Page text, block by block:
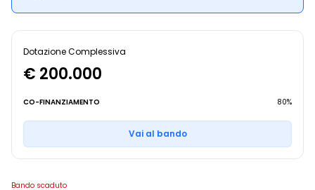
Dotazione Complessiva
€ 200.000
CO-FINANZIAMENTO 80%
Vai al bando
Bando scaduto